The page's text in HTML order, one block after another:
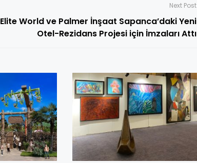
Next Post
Elite World ve Palmer İnşaat Sapanca’daki Yeni
Otel-Rezidans Projesi için İmzaları Attı